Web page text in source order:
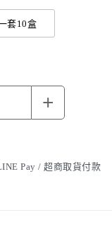
套10盒
+
Pay / 超商取貨付款